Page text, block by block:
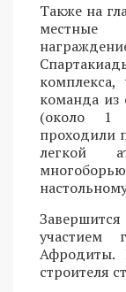
Также на
местные
команда из
(около 1
проходили
легкой
участием
Афродиты.
строителя